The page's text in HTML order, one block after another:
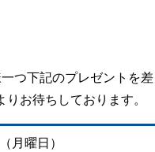
つ下記のプレゼントを差
お待ちしております。
（月曜日）